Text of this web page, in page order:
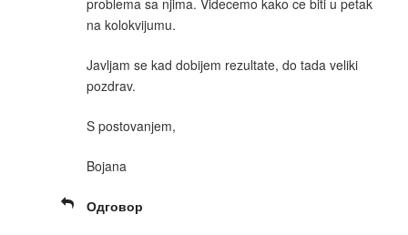
na kolokvijumu.
Javljam se kad dobijem rezultate, do tada veliki
pozdrav.
S postovanjem,
Bojana
Одговор